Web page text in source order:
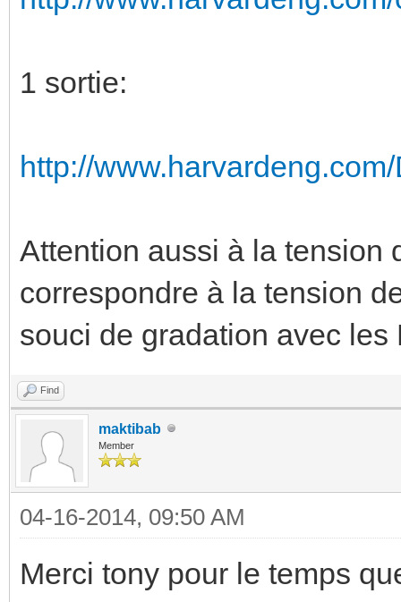
1 sortie:
http://
Attention aussi à la tension
correspondre à la tension
souci de gradation avec les
Find
maktibab
Member
04-16-2014, 09:50 AM
Merci tony pour le temps